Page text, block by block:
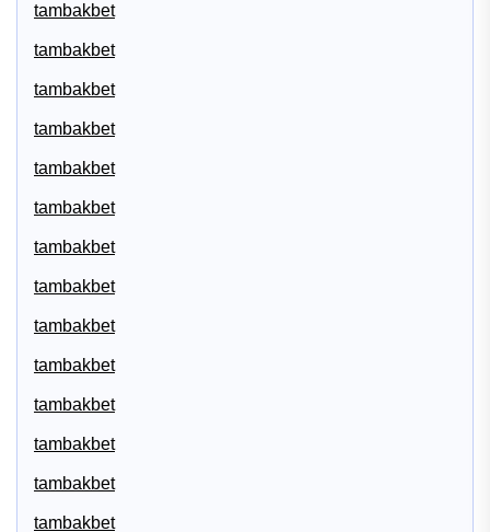
tambakbet
tambakbet
tambakbet
tambakbet
tambakbet
tambakbet
tambakbet
tambakbet
tambakbet
tambakbet
tambakbet
tambakbet
tambakbet
tambakbet